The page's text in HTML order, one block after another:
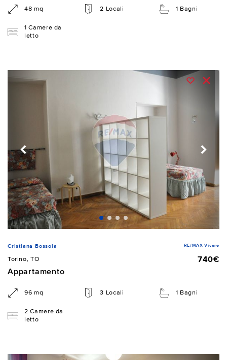
48 mq 2 Locali 1 Bagni
1 Camere da
letto
Cristiana Bossola RE/MAX Vivere
Torino, TO
740€
Appartamento
96 mq 3 Locali 1 Bagni
2 Camere da
letto